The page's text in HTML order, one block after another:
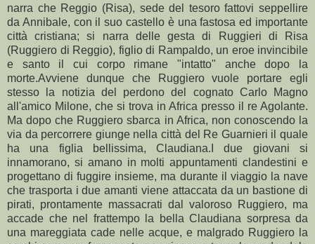
narra che Reggio (Risa), sede del tesoro fattovi seppellire
da Annibale, con il suo castello è una fastosa ed importante
città cristiana; si narra delle gesta di Ruggieri di Risa
(Ruggiero di Reggio), figlio di Rampaldo, un eroe invincibile
e santo il cui corpo rimane "intatto" anche dopo la
morte.Avviene dunque che Ruggiero vuole portare egli
stesso la notizia del perdono del cognato Carlo Magno
all'amico Milone, che si trova in Africa presso il re Agolante.
Ma dopo che Ruggiero sbarca in Africa, non conoscendo la
via da percorrere giunge nella città del Re Guarnieri il quale
ha una figlia bellissima, Claudiana.I due giovani si
innamorano, si amano in molti appuntamenti clandestini e
progettano di fuggire insieme, ma durante il viaggio la nave
che trasporta i due amanti viene attaccata da un bastione di
pirati, prontamente massacrati dal valoroso Ruggiero, ma
accade che nel frattempo la bella Claudiana sorpresa da
una mareggiata cade nelle acque, e malgrado Ruggiero la